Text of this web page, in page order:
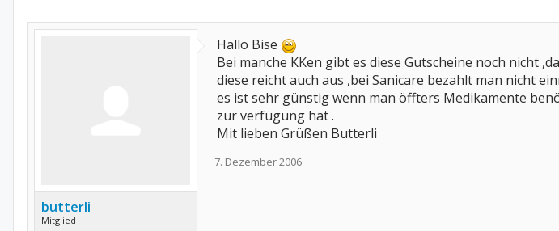
butterli
Mitglied
Hallo Bise
Bei manche KKen gibt es diese Gutscheine noch nicht
diese reicht auch aus ,bei Sanicare bezahlt man nicht
es ist sehr günstig wenn man öffters Medikamente
zur verfügung hat .
Mit lieben Grüßen Butterli
7. Dezember 2006